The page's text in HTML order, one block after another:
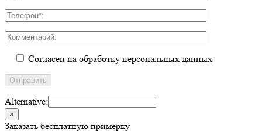
Согласен на обработку персональных данных
Alternative:
×
Заказать бесплатную примерку